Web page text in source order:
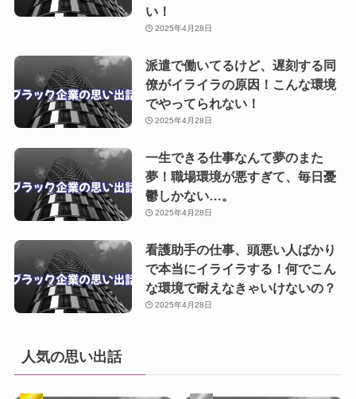
い！
2025年4月28日
派遣で働いてるけど、遅刻する同
僚がイライラの原因！こんな環境
でやってられない！
2025年4月28日
一生できる仕事なんて夢のまた
夢！職場環境が悪すぎて、毎日憂
鬱しかない…。
2025年4月28日
看護助手の仕事、頭悪い人ばかり
で本当にイライラする！何でこん
な環境で耐えなきゃいけないの？
2025年4月28日
人気の思い出話